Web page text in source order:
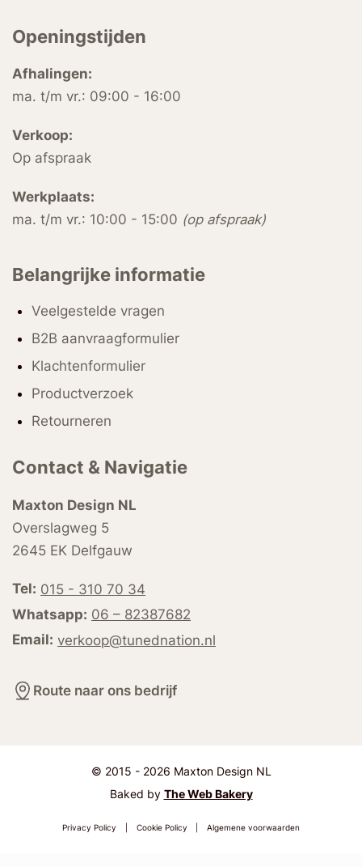
Openingstijden
Afhalingen:
ma. t/m vr.: 09:00 - 16:00
Verkoop:
Op afspraak
Werkplaats:
ma. t/m vr.: 10:00 - 15:00 (op afspraak)
Belangrijke informatie
Veelgestelde vragen
B2B aanvraagformulier
Klachtenformulier
Productverzoek
Retourneren
Contact & Navigatie
Maxton Design NL
Overslagweg 5
2645 EK Delfgauw
Tel: 015 - 310 70 34
Whatsapp: 06 – 82387682
Email: verkoop@tunednation.nl
Route naar ons bedrijf
© 2015 - 2026 Maxton Design NL
Baked by The Web Bakery
Privacy Policy Cookie Policy Algemene voorwaarden